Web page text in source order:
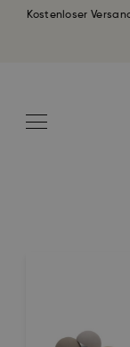
Kostenloser